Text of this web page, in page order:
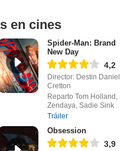
en cines
Spider-Man: Brand
New Day
4,2
Director: Destin Daniel
Cretton
Reparto Tom Holland,
Zendaya, Sadie Sink
Tráiler
Obsession
3,9